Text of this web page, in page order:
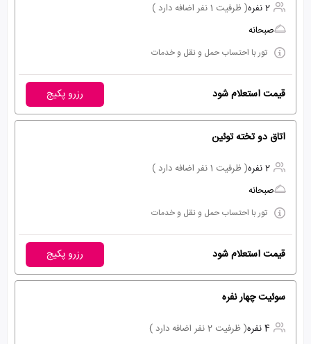
2 نفره
( ظرفیت 1 نفر اضافه دارد )
صبحانه
تور با احتساب حمل و نقل و خدمات
قیمت استعلام شود رزرو پکیج
اتاق دو تخته توئین
2 نفره
( ظرفیت 1 نفر اضافه دارد )
صبحانه
تور با احتساب حمل و نقل و خدمات
قیمت استعلام شود رزرو پکیج
سوئیت چهار نفره
4 نفره
( ظرفیت 2 نفر اضافه دارد )